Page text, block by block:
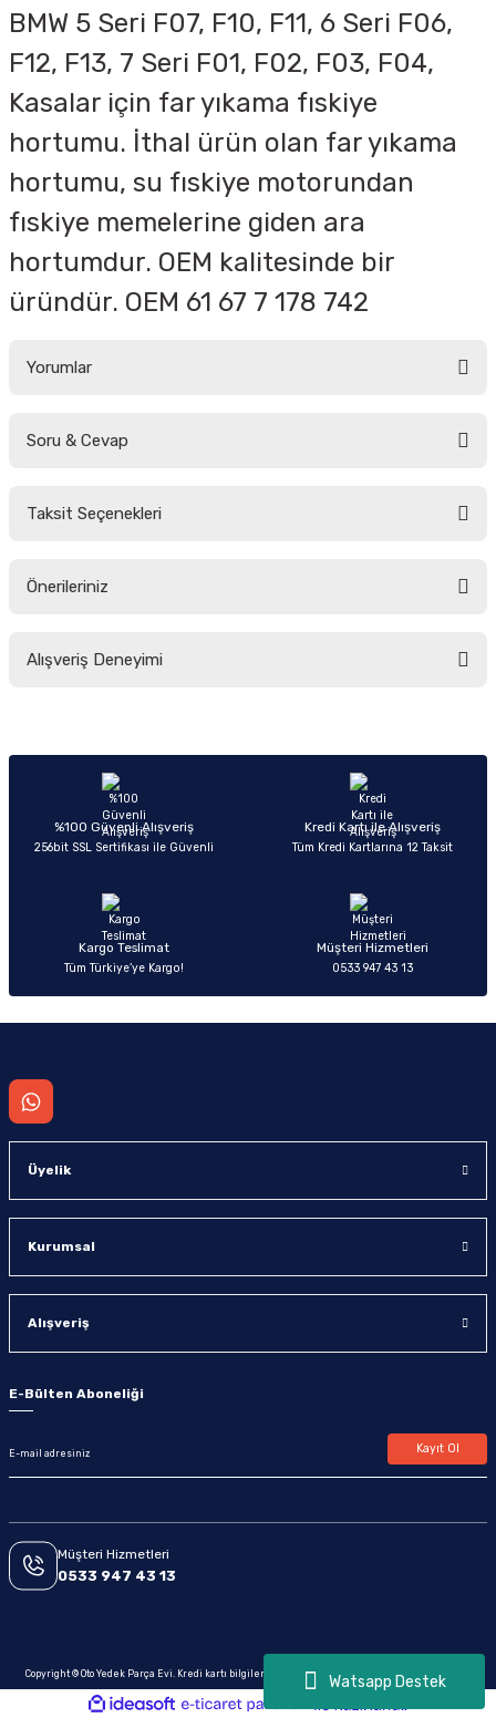
Watsapp Destek
BMW 5 Seri F07, F10, F11, 6 Seri F06,
F12, F13, 7 Seri F01, F02, F03, F04,
Kasalar için far yıkama fıskiye
hortumu. İthal ürün olan far yıkama
hortumu, su fıskiye motorundan
fıskiye memelerine giden ara
hortumdur. OEM kalitesinde bir
üründür. OEM 61 67 7 178 742
Yorumlar
Soru & Cevap
Taksit Seçenekleri
Önerileriniz
yetersiz gördüğünüz noktaları öneri formunu kullanarak tarafımıza
Ürün açıklamasında eksik bilgiler bulunuyor.
Ürün bilgilerinde hatalar bulunuyor.
Ürün fiyatı diğer sitelerden daha pahalı.
Alışveriş Deneyimi
Sitemize ilk yorumu siz yapın!
%100 Güvenli Alışveriş
256bit SSL Sertifikası ile Güvenli
Kredi Kartı ile Alışveriş
Tüm Kredi Kartlarına 12 Taksit
Kargo Teslimat
Tüm Türkiye’ye Kargo!
Müşteri Hizmetleri
0533 947 43 13
Üyelik
Kurumsal
Alışveriş
E-Bülten Aboneliği
Kayıt Ol
Müşteri Hizmetleri
0533 947 43 13
Copyright © Oto Yedek Parça Evi. Kredi kartı bilgileriniz 256bit SSL sertifikası ile korunmaktadır.
ideasoft